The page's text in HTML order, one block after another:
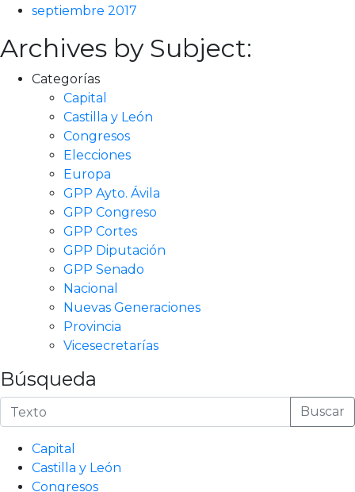
septiembre 2017
Archives by Subject:
Categorías
Capital
Castilla y León
Congresos
Elecciones
Europa
GPP Ayto. Ávila
GPP Congreso
GPP Cortes
GPP Diputación
GPP Senado
Nacional
Nuevas Generaciones
Provincia
Vicesecretarías
Búsqueda
Buscar
Capital
Castilla y León
Congresos